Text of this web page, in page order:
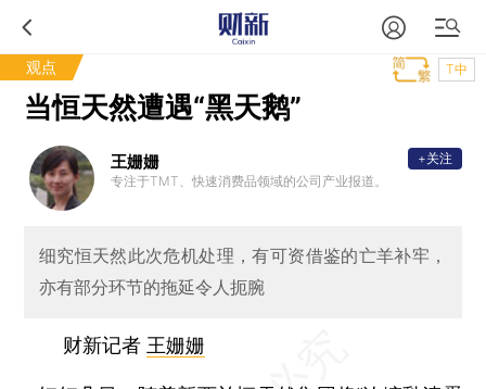
观点 T中
当恒天然遭遇“黑天鹅”
王姗姗
专注于TMT、快速消费品领域的公司产业报道。
+关注
细究恒天然此次危机处理，有可资借鉴的亡羊补牢，
亦有部分环节的拖延令人扼腕
财新记者 王姗姗